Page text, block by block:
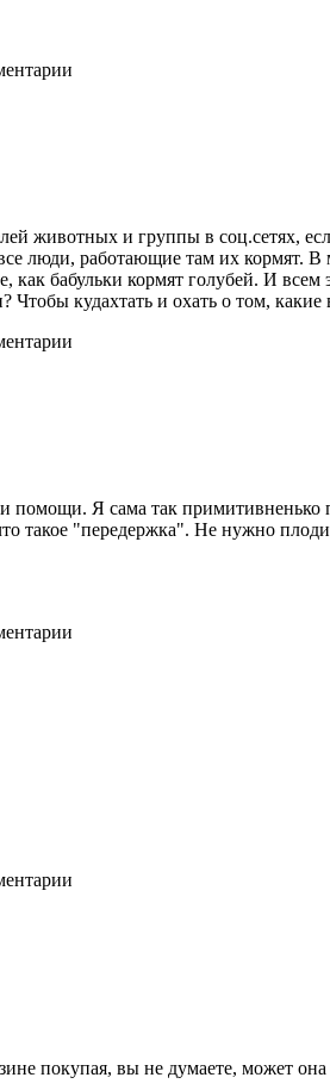
животных и группы в соц.сетях,
люди, работающие там их кормят.
бабульки кормят голубей. И
кудахтать и охать о том, какие
Я сама так примитивненько
такое "передержка". Не нужно
покупая, вы не думаете, может